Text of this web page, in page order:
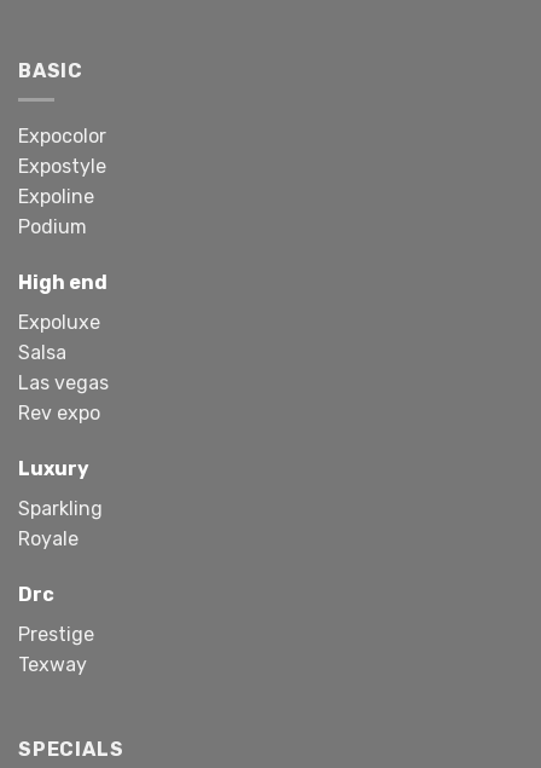
BASIC
Expocolor
Expostyle
Expoline
Podium
High end
Expoluxe
Salsa
Las vegas
Rev expo
Luxury
Sparkling
Royale
Drc
Prestige
Texway
SPECIALS